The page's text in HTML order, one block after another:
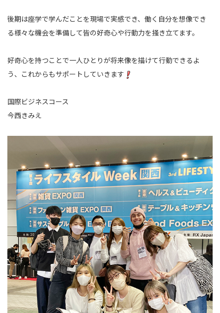
後期は座学で学んだことを現場で実感でき、働く自分を想像でき
る様々な機会を準備して皆の好奇心や行動力を掻き立てます。
好奇心を持つことで一人ひとりが将来像を描けて行動できるよ
う、これからもサポート していきます
国際ビジネスコース
今西きみえ